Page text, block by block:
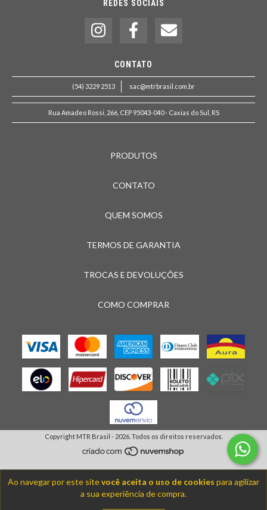
Ao navegar por este sitevocê aceita o uso de cookies para agilizar
a sua experiência de compra.
REDES SOCIAIS
CONTATO
(54) 3229 2513 sac@mtrbrasil.com.br
Rua Amadeo Rossi, 266, CEP 95043-040 - Caxias do Sul, RS
PRODUTOS
CONTATO
QUEM SOMOS
TERMOS DE GARANTIA
TROCAS E DEVOLUÇÕES
COMO COMPRAR
Copyright MTR Brasil - 2026. Todos os direitos reservados.